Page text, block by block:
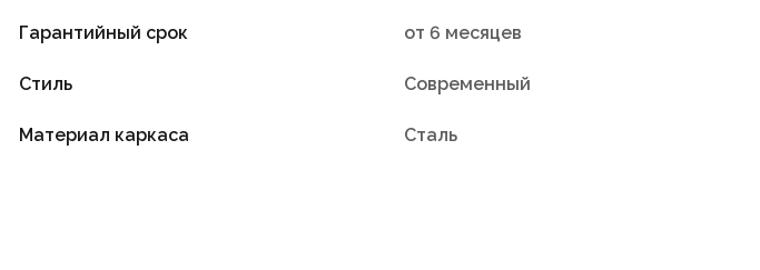
Гарантийный срок от 6 месяцев
Стиль Современный
Материал каркаса Сталь